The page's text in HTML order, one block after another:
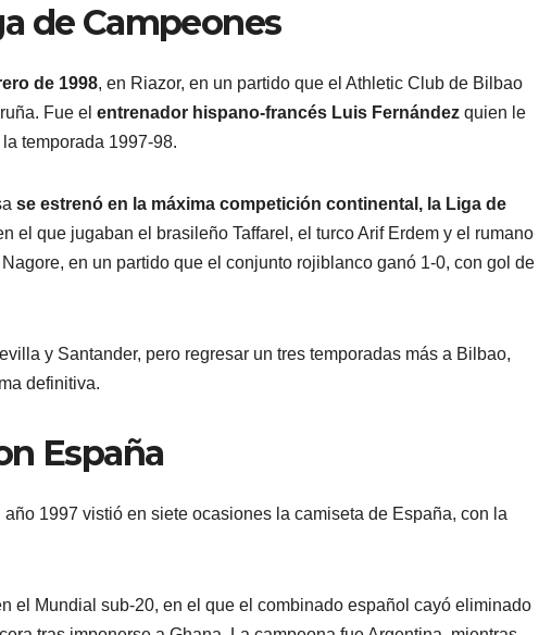
de Campeones
de 1998, en Riazor, en un partido que el Athletic Club de Bilbao
Fue el entrenador hispano-francés Luis Fernández quien le
temporada 1997-98.
se estrenó en la máxima competición continental, la Liga de
el que jugaban el brasileño Taffarel, el turco Arif Erdem y el rumano
en un partido que el conjunto rojiblanco ganó 1-0, con gol de
y Santander, pero regresar un tres temporadas más a Bilbao,
definitiva.
España
1997 vistió en siete ocasiones la camiseta de España, con la
el Mundial sub-20, en el que el combinado español cayó eliminado